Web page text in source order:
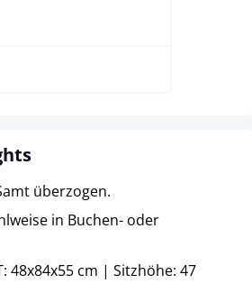
überzogen.
in Buchen- oder
48x84x55 cm | Sitzhöhe: 47